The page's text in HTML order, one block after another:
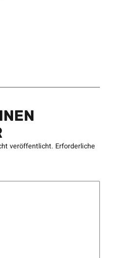
veröffentlicht. Erforderliche